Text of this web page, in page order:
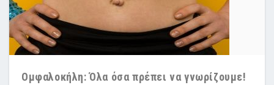
Ομφαλοκήλη: Όλα όσα πρέπει να γνωρίζουμε!